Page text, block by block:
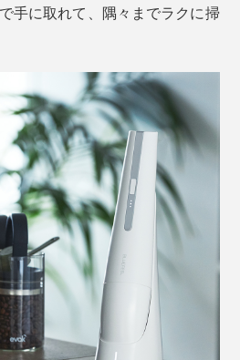
手に取れて、隅々までラクに掃